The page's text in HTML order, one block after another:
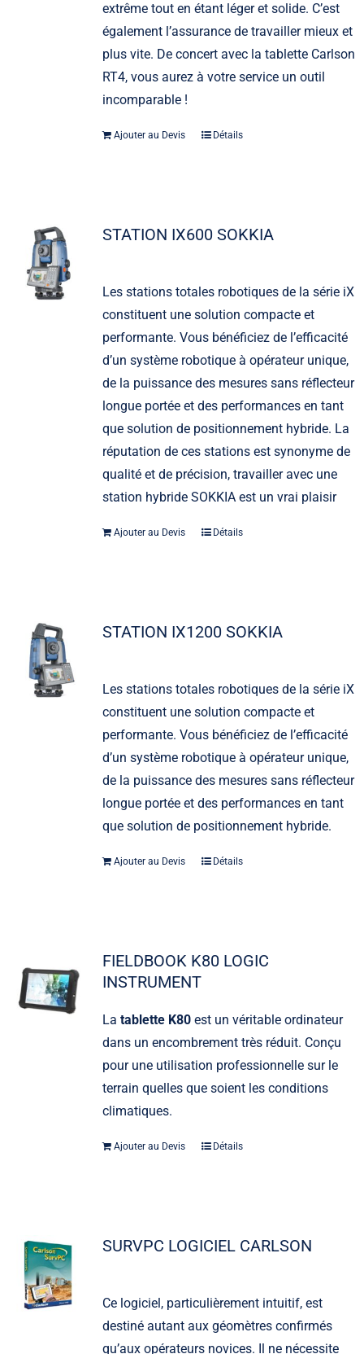
extrême tout en étant léger et solide. C’est
également l’assurance de travailler mieux et
plus vite. De concert avec la tablette Carlson
RT4, vous aurez à votre service un outil
incomparable !
Ajouter au Devis Détails
STATION IX600 SOKKIA
Les stations totales robotiques de la série iX
constituent une solution compacte et
performante. Vous bénéficiez de l’efficacité
d’un système robotique à opérateur unique,
de la puissance des mesures sans réflecteur
longue portée et des performances en tant
que solution de positionnement hybride. La
réputation de ces stations est synonyme de
qualité et de précision, travailler avec une
station hybride SOKKIA est un vrai plaisir
Ajouter au Devis Détails
STATION IX1200 SOKKIA
Les stations totales robotiques de la série iX
constituent une solution compacte et
performante. Vous bénéficiez de l’efficacité
d’un système robotique à opérateur unique,
de la puissance des mesures sans réflecteur
longue portée et des performances en tant
que solution de positionnement hybride.
Ajouter au Devis Détails
FIELDBOOK K80 LOGIC
INSTRUMENT
La tablette K80est un véritable ordinateur
dans un encombrement très réduit. Conçu
pour une utilisation professionnelle sur le
terrain quelles que soient les conditions
climatiques.
Ajouter au Devis Détails
SURVPC LOGICIEL CARLSON
Ce logiciel, particulièrement intuitif, est
destiné autant aux géomètres confirmés
qu’aux opérateurs novices. Il ne nécessite